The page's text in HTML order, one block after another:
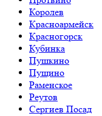
Королев
Красноармейск
Красногорск
Кубинка
Пушкино
Пущино
Раменское
Реутов
Сергиев Посад